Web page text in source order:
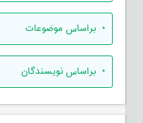
• براساس موضوعات
• براساس نویسندگان